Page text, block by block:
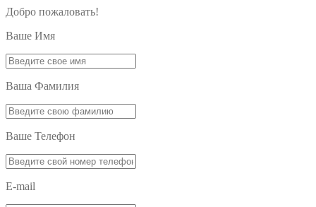
Добро пожаловать!
Ваше Имя
Ваша Фамилия
Ваше Телефон
E-mail